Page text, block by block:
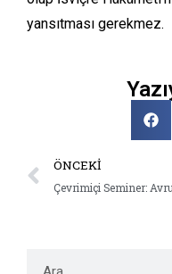
yansıtması gerekmez.
ÖNCEKI